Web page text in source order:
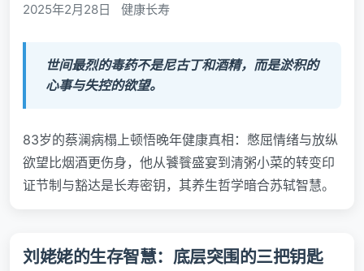
2025年2月28日 健康长寿
世间最烈的毒药不是尼古丁和酒精，而是淤积的
心事与失控的欲望。
83岁的蔡澜病榻上顿悟晚年健康真相：憋屈情绪与放纵
欲望比烟酒更伤身，他从饕餮盛宴到清粥小菜的转变印
证节制与豁达是长寿密钥，其养生哲学暗合苏轼智慧。
刘姥姥的生存智慧：底层突围的三把钥匙